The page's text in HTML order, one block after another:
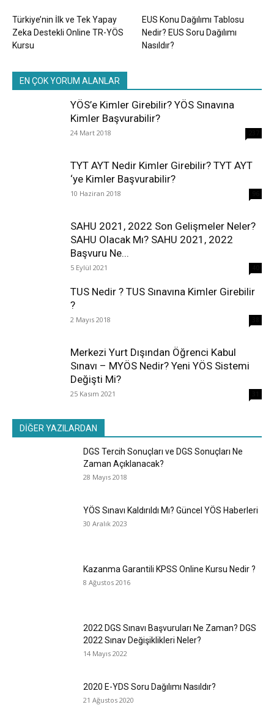
Türkiye’nin İlk ve Tek Yapay
Zeka Destekli Online TR-YÖS
Kursu
EUS Konu Dağılımı Tablosu
Nedir? EUS Soru Dağılımı
Nasıldır?
EN ÇOK YORUM ALANLAR
YÖS’e Kimler Girebilir? YÖS Sınavına
Kimler Başvurabilir?
24 Mart 2018
TYT AYT Nedir Kimler Girebilir? TYT AYT
‘ye Kimler Başvurabilir?
10 Haziran 2018
SAHU 2021, 2022 Son Gelişmeler Neler?
SAHU Olacak Mı? SAHU 2021, 2022
Başvuru Ne...
5 Eylül 2021
TUS Nedir ? TUS Sınavına Kimler Girebilir
?
2 Mayıs 2018
Merkezi Yurt Dışından Öğrenci Kabul
Sınavı – MYÖS Nedir? Yeni YÖS Sistemi
Değişti Mi?
25 Kasım 2021
DİĞER YAZILARDAN
DGS Tercih Sonuçları ve DGS Sonuçları Ne
Zaman Açıklanacak?
28 Mayıs 2018
YÖS Sınavı Kaldırıldı Mı? Güncel YÖS Haberleri
30 Aralık 2023
Kazanma Garantili KPSS Online Kursu Nedir ?
8 Ağustos 2016
2022 DGS Sınavı Başvuruları Ne Zaman? DGS
2022 Sınav Değişiklikleri Neler?
14 Mayıs 2022
2020 E-YDS Soru Dağılımı Nasıldır?
21 Ağustos 2020